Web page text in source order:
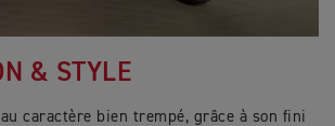
& STYLE
caractère bien trempé, grâce à son fini